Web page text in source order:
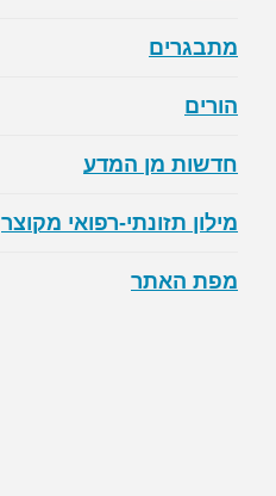
מתבגרים
הורים
חדשות מן המדע
מילון תזונתי-רפואי מקוצר
מפת האתר